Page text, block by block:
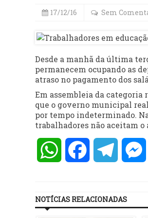
17/12/16 Sem
Desde a manhã da última
permanecem ocupando as
atraso no pagamento dos
Em assembleia da
que o governo municipal
por tempo indeterminado.
trabalhadores não aceitam o
WhatsAppFacebook
NOTÍCIAS RELACIONADAS